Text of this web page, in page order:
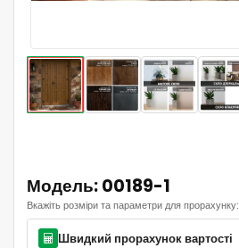
Модель: 00189-1
Вкажіть розміри та параметри для прорахунку:
Швидкий прорахунок вартості